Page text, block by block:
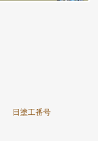
日塗工番号